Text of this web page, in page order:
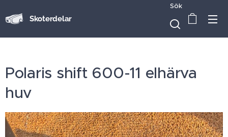
Skoterdelar
Sök
Polaris shift 600-11 elhärva
huv